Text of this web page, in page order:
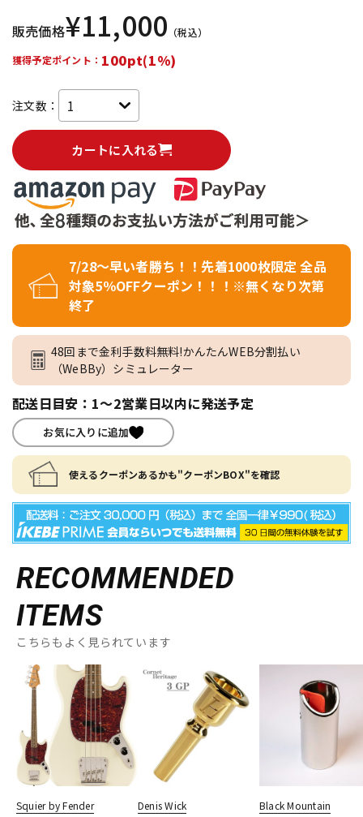
販売価格¥11,000 （税込）
獲得予定ポイント： 100pt(1%)
注文数：
カートに入れる
7/28～早い者勝ち！！先着1000枚限定 全品
対象5％OFFクーポン！！！※無くなり次第
終了
48回まで金利手数料無料!かんたんWEB分割払い
（WeBBy）シミュレーター
配送日目安：1～2営業日以内に発送予定
お気に入りに追加
使えるクーポンあるかも"クーポンBOX"を確認
RECOMMENDED
ITEMS
こちらもよく見られています
Squier by Fender
Denis Wick
Black Mountain